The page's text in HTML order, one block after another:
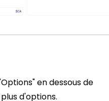
en dessous de
d'options.